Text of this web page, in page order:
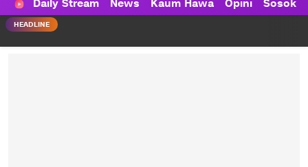
HAWA
Haluan Wanita Indonesia
Daily Stream News Kaum Hawa Opini Sosok
HEADLINE